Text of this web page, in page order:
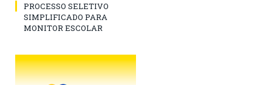
PROCESSO SELETIVO
SIMPLIFICADO PARA
MONITOR ESCOLAR